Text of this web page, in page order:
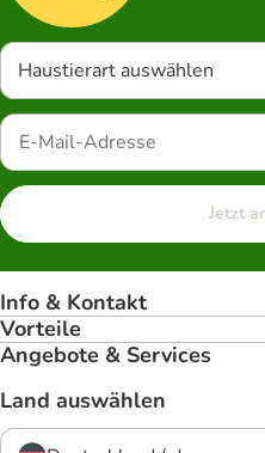
Haustierart auswählen
Jetzt
Info & Kontakt
Vorteile
Angebote & Services
Land auswählen